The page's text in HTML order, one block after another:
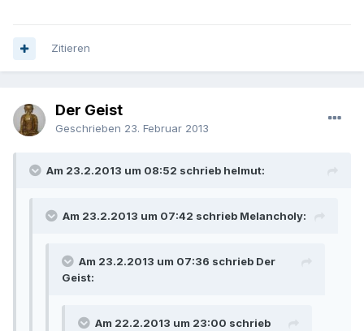
Zitieren
Der Geist
Geschrieben 23. Februar 2013
Am 23.2.2013 um 08:52 schrieb helmut:
Am 23.2.2013 um 07:42 schrieb Melancholy:
Am 23.2.2013 um 07:36 schrieb Der
Geist:
Am 22.2.2013 um 23:00 schrieb